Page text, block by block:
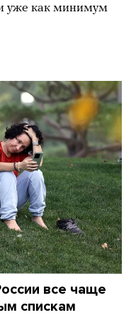
уже как минимум
все чаще
спискам